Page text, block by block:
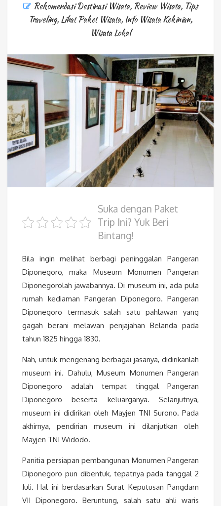
Rekomendasi Destinasi Wisata, Review Wisata, Tips
Traveling, Lihat Paket Wisata, Info Wisata Kekinian,
Wisata Lokal
Suka dengan Paket
Trip Ini? Yuk Beri
Bintang!
Bila ingin melihat berbagi peninggalan Pangeran
Diponegoro, maka Museum Monumen Pangeran
Diponegorolah jawabannya. Di museum ini, ada pula
rumah kediaman Pangeran Diponegoro. Pangeran
Diponegoro termasuk salah satu pahlawan yang
gagah berani melawan penjajahan Belanda pada
tahun 1825 hingga 1830.
Nah, untuk mengenang berbagai jasanya, didirikanlah
museum ini. Dahulu, Museum Monumen Pangeran
Diponegoro adalah tempat tinggal Pangeran
Diponegoro beserta keluarganya. Selanjutnya,
museum ini didirikan oleh Mayjen TNI Surono. Pada
akhirnya, pendirian museum ini dilanjutkan oleh
Mayjen TNI Widodo.
Panitia persiapan pembangunan Monumen Pangeran
Diponegoro pun dibentuk, tepatnya pada tanggal 2
Juli. Hal ini berdasarkan Surat Keputusan Pangdam
VII Diponegoro. Beruntung, salah satu ahli waris